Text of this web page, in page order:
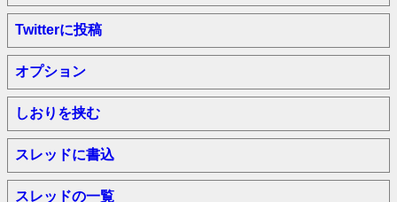
Twitterに投稿
オプション
しおりを挟む
スレッドに書込
スレッドの一覧